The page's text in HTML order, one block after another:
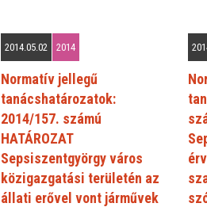
2014.05.02 2014
Normatív jellegű
tanácshatározatok:
2014/157. számú
HATÁROZAT
Sepsiszentgyörgy város
közigazgatási területén az
állati erővel vont járművek